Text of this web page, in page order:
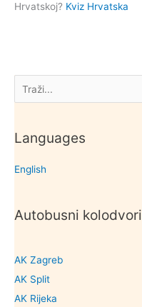
Pretraga
Languages
English
Autobusni kolodvori
AK Zagreb
AK Split
AK Rijeka
Hrvatskoj? Kviz Hrvatska